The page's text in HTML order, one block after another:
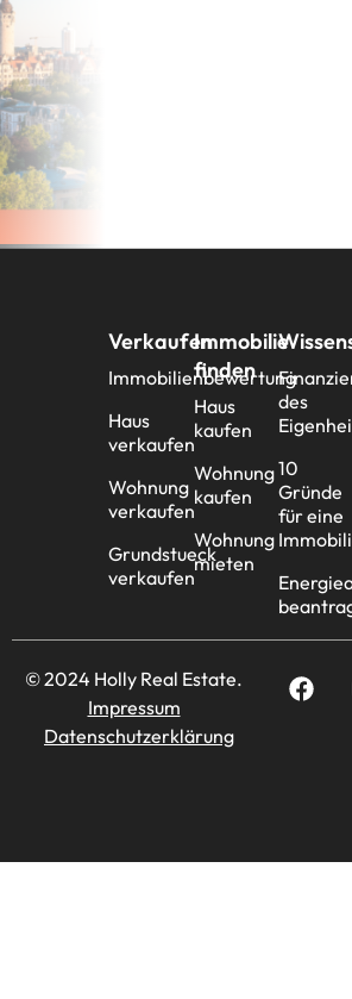
Verkaufen
Immobilienbewertung
Haus
verkaufen
Wohnung
verkaufen
Grundstueck
verkaufen
Immobilie
finden
Haus
kaufen
Wohnung
kaufen
Wohnung
mieten
des
10
Gründe
für eine
© 2024 Holly Real Estate.
Impressum
Datenschutzerklärung